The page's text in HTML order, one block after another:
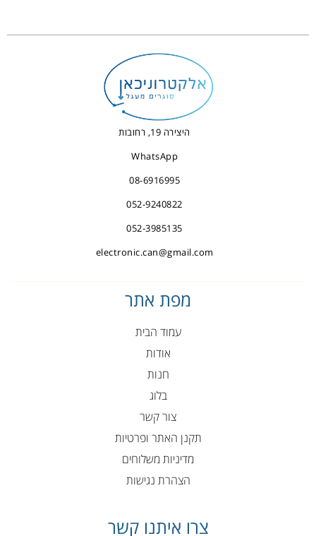
היצירה 19, רחובות
WhatsApp
08-6916995
052-9240822
052-3985135
electronic.can@gmail.com
מפת אתר
עמוד הבית
אודות
חנות
בלוג
צור קשר
תקנן האתר ופרטיות
מדיניות משלוחים
הצהרת נגישות
צרו איתנו קשר